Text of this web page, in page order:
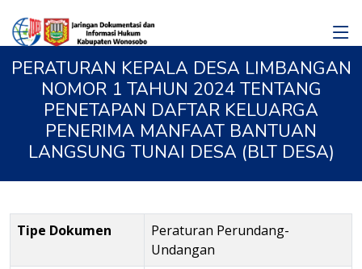
PERATURAN KEPALA DESA LIMBANGAN
NOMOR 1 TAHUN 2024 TENTANG
PENETAPAN DAFTAR KELUARGA
PENERIMA MANFAAT BANTUAN
LANGSUNG TUNAI DESA (BLT DESA)
Tipe Dokumen
Peraturan Perundang-
Undangan